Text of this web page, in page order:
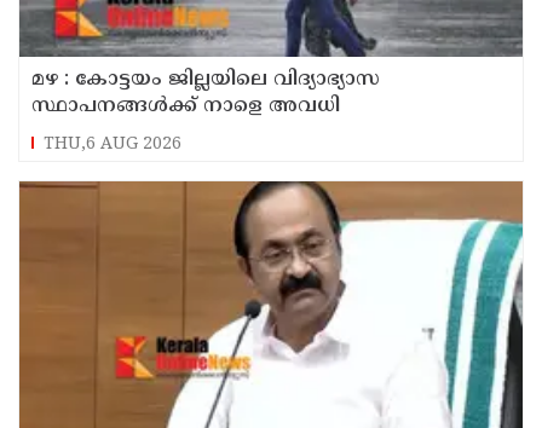
മഴ : കോട്ടയം ജില്ലയിലെ വിദ്യാഭ്യാസ
സ്ഥാപനങ്ങൾക്ക് നാളെ അവധി
THU,6 AUG 2026